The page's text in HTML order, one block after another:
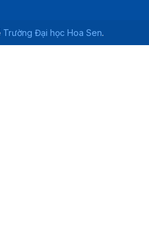
Trường Đại học Hoa Sen.